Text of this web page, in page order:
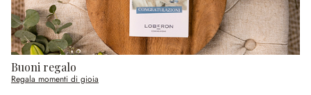
Buoni regalo
Regala momenti di gioia